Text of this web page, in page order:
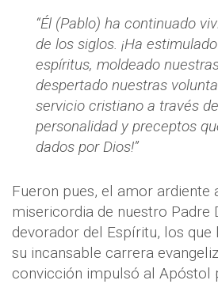
“Él (Pablo) ha continuado
de los siglos. ¡Ha
espíritus, moldeado
despertado nuestras
servicio cristiano a través
personalidad y preceptos
dados por Dios!”
Fueron pues, el amor ardiente
misericordia de nuestro Padre
devorador del Espíritu, los
su incansable carrera
convicción impulsó al Apóstol